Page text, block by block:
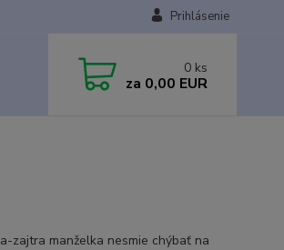
Prihlásenie
0 ks
za 0,00 EUR
zajtra manželka nesmie chýbať na